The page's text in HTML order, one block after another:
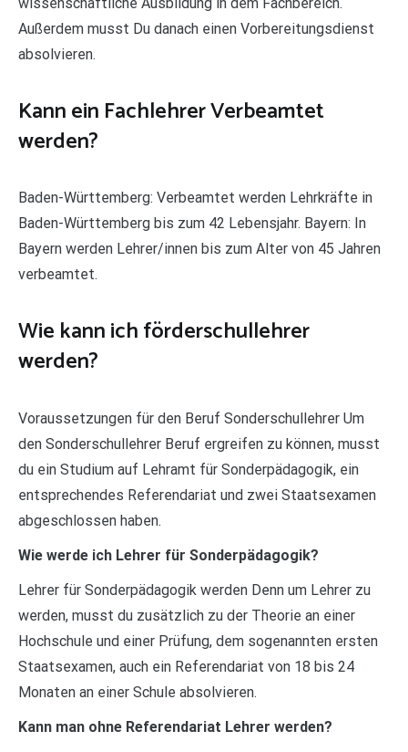
Außerdem musst Du danach einen Vorbereitungsdienst
absolvieren.
Kann ein Fachlehrer Verbeamtet
werden?
Baden-Württemberg: Verbeamtet werden Lehrkräfte in
Baden-Württemberg bis zum 42 Lebensjahr. Bayern: In
Bayern werden Lehrer/innen bis zum Alter von 45 Jahren
verbeamtet.
Wie kann ich förderschullehrer
werden?
Voraussetzungen für den Beruf Sonderschullehrer Um
den Sonderschullehrer Beruf ergreifen zu können, musst
du ein Studium auf Lehramt für Sonderpädagogik, ein
entsprechendes Referendariat und zwei Staatsexamen
abgeschlossen haben.
Wie werde ich Lehrer für Sonderpädagogik?
Lehrer für Sonderpädagogik werden Denn um Lehrer zu
werden, musst du zusätzlich zu der Theorie an einer
Hochschule und einer Prüfung, dem sogenannten ersten
Staatsexamen, auch ein Referendariat von 18 bis 24
Monaten an einer Schule absolvieren.
Kann man ohne Referendariat Lehrer werden?